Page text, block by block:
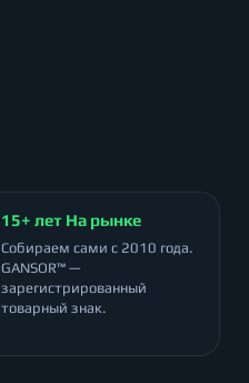
15+ лет На рынке
Собираем сами с 2010 года.
GANSOR™ —
зарегистрированный
товарный знак.